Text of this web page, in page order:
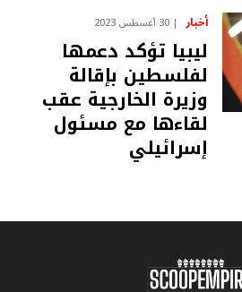
أخبار 30 أغسطس 2023
ليبيا تؤكد دعمها
لفلسطين بإقالة
وزيرة الخارجية عقب
لقاءها مع مسئول
إسرائيلي